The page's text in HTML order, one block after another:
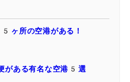
所の空港がある！
がある有名な空港5選